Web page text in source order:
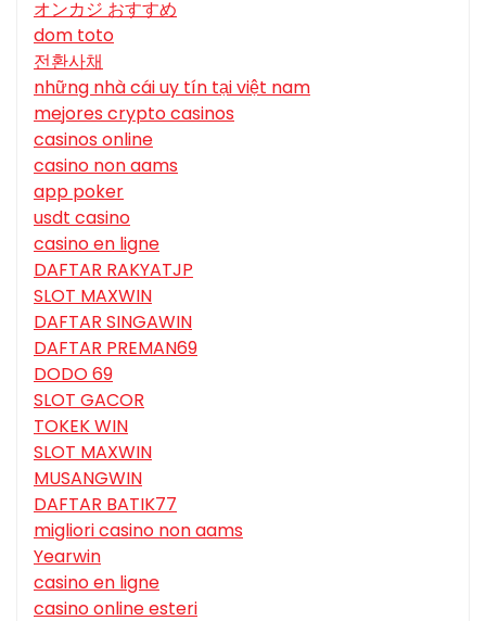
オンカジ おすすめ
dom toto
전환사채
những nhà cái uy tín tại việt nam
mejores crypto casinos
casinos online
casino non aams
app poker
usdt casino
casino en ligne
DAFTAR RAKYATJP
SLOT MAXWIN
DAFTAR SINGAWIN
DAFTAR PREMAN69
DODO 69
SLOT GACOR
TOKEK WIN
SLOT MAXWIN
MUSANGWIN
DAFTAR BATIK77
migliori casino non aams
Yearwin
casino en ligne
casino online esteri